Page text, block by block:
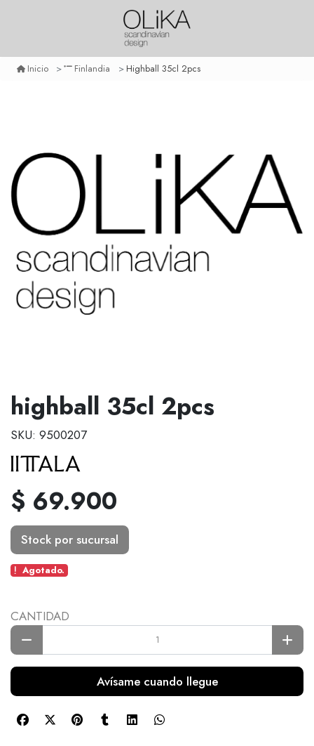
Inicio Finlandia Highball 35cl 2pcs
highball 35cl 2pcs
SKU: 9500207
$ 69.900
Stock por sucursal
Agotado.
CANTIDAD
Avísame cuando llegue